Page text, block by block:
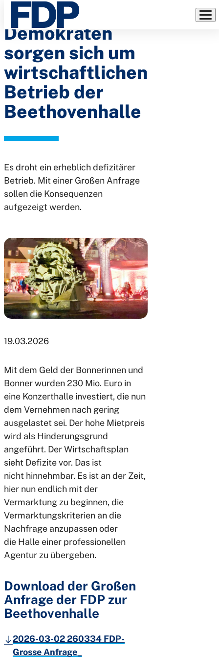
Direkt
Inhalt
Freie
Demokraten
sorgen sich um
wirtschaftlichen
Betrieb der
Beethovenhalle
Es droht ein erheblich defizitärer
Betrieb. Mit einer Großen Anfrage
sollen die Konsequenzen
aufgezeigt werden.
19.03.2026
Mit dem Geld der Bonnerinnen und
Bonner wurden 230 Mio. Euro in
eine Konzerthalle investiert, die nun
dem Vernehmen nach gering
ausgelastet sei. Der hohe Mietpreis
wird als Hinderungsgrund
angeführt. Der Wirtschaftsplan
sieht Defizite vor. Das ist
nicht hinnehmbar. Es ist an der Zeit,
hier nun endlich mit der
Vermarktung zu beginnen, die
Vermarktungskriterien an die
Nachfrage anzupassen oder
die Halle einer professionellen
Agentur zu übergeben.
Download der Großen
Anfrage der FDP zur
Beethovenhalle
2026-03-02 260334 FDP-
Grosse Anfrage_